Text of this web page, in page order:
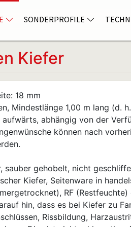
SONDERPROFILE
Kiefer
18 mm
Mindestlänge 1,00 m lang (d.
aufwärts, abhängig von der
können nach
sauber gehobelt, nicht
Kiefer, Seitenware in
RF (Restfeuchte)
hin, dass es bei Kiefer zu
Rissbildung,